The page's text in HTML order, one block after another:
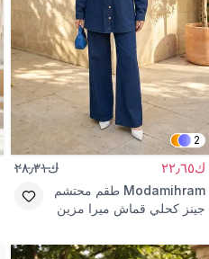
2
ك٢٢٫٦٥ ك٢٨٫٣١
Modamihram طقم محتشم
جينز كحلي قماش ميرا مزين